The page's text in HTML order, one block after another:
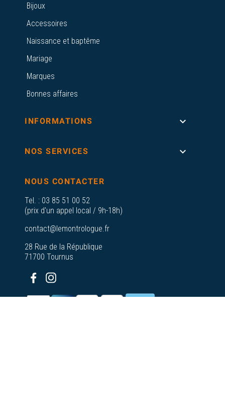
Bijoux
Accessoires
Naissance et baptême
Mariage
Marques
Bonnes affaires
INFORMATIONS 
NOS SERVICES 
NOUS CONTACTER
Tel. : 03 85 51 00 52
(prix d'un appel local / 9h-18h)
contact@lemontrologue.fr
28 Rue de la République
71700 Tournus